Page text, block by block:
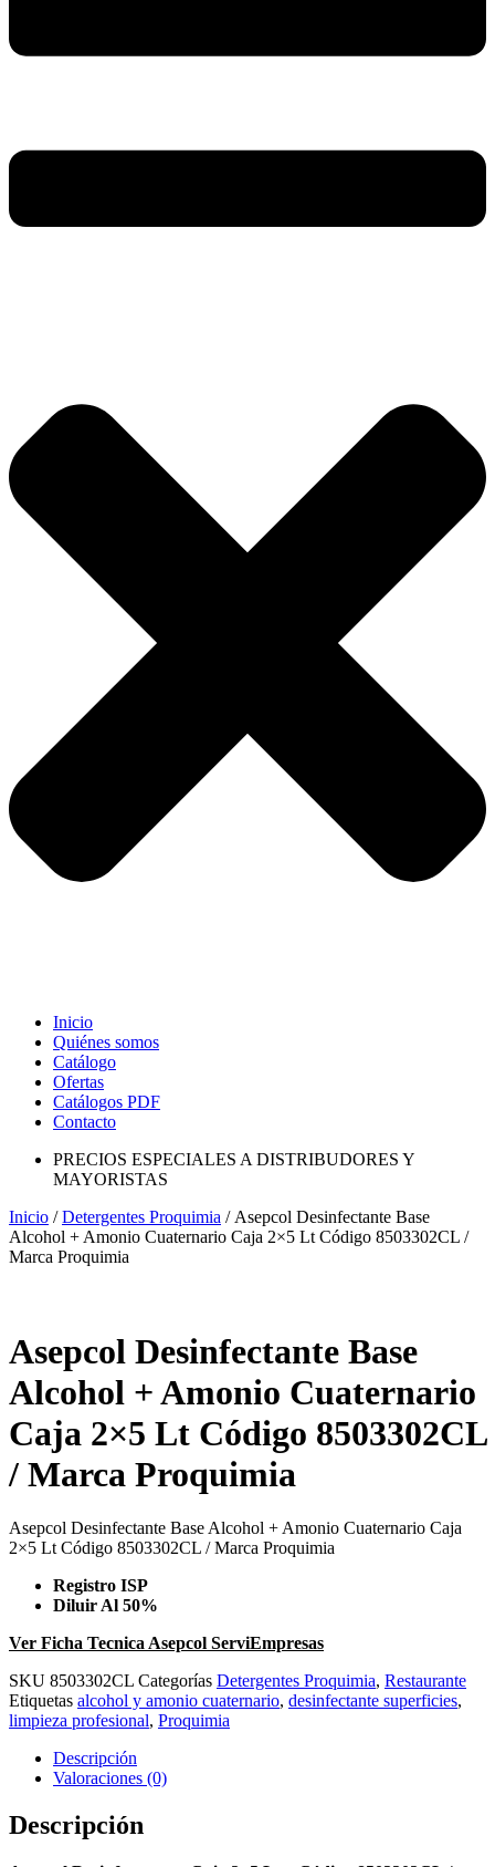
Inicio
Quiénes somos
Catálogo
Ofertas
Catálogos PDF
Contacto
PRECIOS ESPECIALES A DISTRIBUDORES Y
MAYORISTAS
Inicio /Detergentes Proquimia / Asepcol Desinfectante Base
Alcohol + Amonio Cuaternario Caja 2×5 Lt Código 8503302CL /
Marca Proquimia
Asepcol Desinfectante Base
Alcohol + Amonio Cuaternario
Caja 2×5 Lt Código 8503302CL
/ Marca Proquimia
Asepcol Desinfectante Base Alcohol + Amonio Cuaternario Caja
2×5 Lt Código 8503302CL / Marca Proquimia
Registro ISP
Diluir Al 50%
Ver Ficha Tecnica Asepcol ServiEmpresas
SKU 8503302CL Categorías Detergentes Proquimia, Restaurante
Etiquetas alcohol y amonio cuaternario, desinfectante superficies,
limpieza profesional, Proquimia
Descripción
Valoraciones (0)
Descripción